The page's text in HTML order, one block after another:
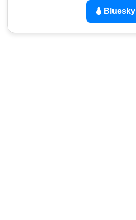
Bluesky